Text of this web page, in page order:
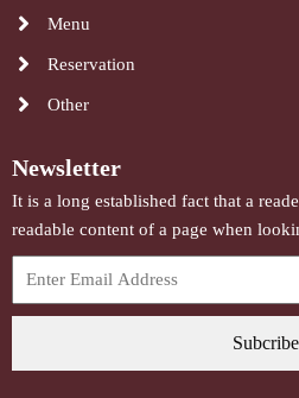
Menu
Reservation
Other
Newsletter
It is a long established fact that a
readable content of a page when
Subcribe